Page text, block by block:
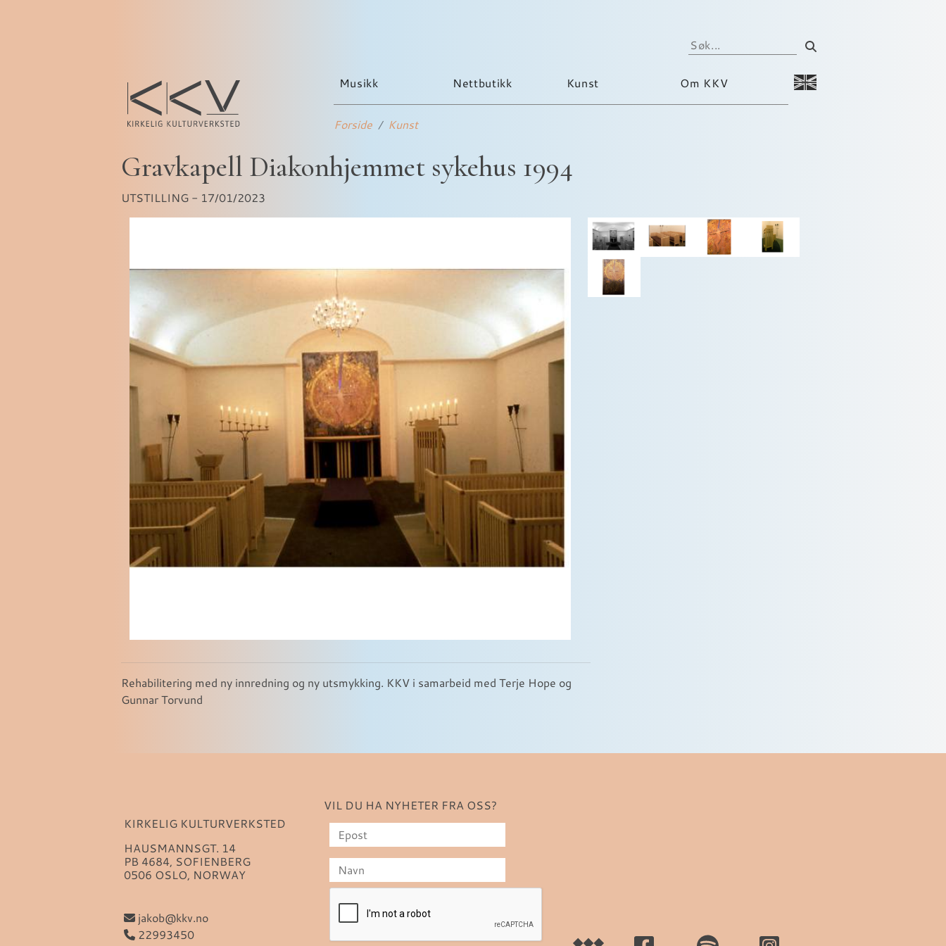
Musikk Nettbutikk Kunst Om KKV
Forside Kunst
Gravkapell Diakonhjemmet sykehus 1994
UTSTILLING - 17/01/2023
Rehabilitering med ny innredning og ny utsmykking. KKV i samarbeid med Terje Hope og
Gunnar Torvund
KIRKELIG KULTURVERKSTED
HAUSMANNSGT. 14
PB 4684, SOFIENBERG
0506 OSLO, NORWAY
jakob@kkv.no
22993450
VIL DU HA NYHETER FRA OSS?